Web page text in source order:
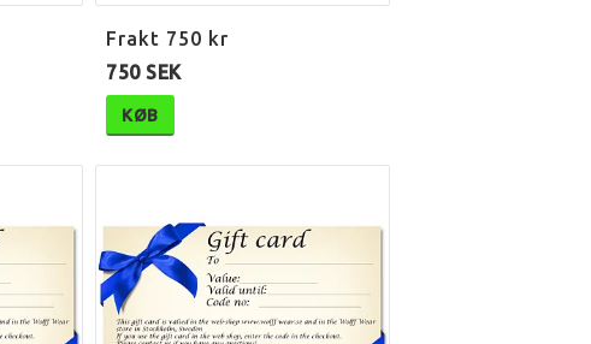
Frakt 750 kr
750 SEK
KØB